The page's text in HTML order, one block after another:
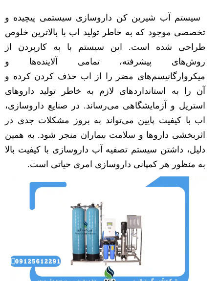
سیستم آب شیرین کن داروسازی سیستمی پیچیده و
تخصصی موجود که به خاطر تولید اب با بالاترین خلوص
طراحی شده است. این سیستم با به کاربردن از
روش‌های پیشرفته، تمامی آلاینده‌ها و
میکروارگانیسم‌های مضر را از اب حذف کردن کرده و
آن را به استانداردهای لازم به خاطر تولید داروهای
استریل و آزمایشگاهی می‌رساند. در صنایع داروسازی،
اب با کیفیت پایین می‌تواند به بروز مشکلات جدی در
اثربخشی داروها و سلامت بیماران منجر شود. به همین
دلیل، داشتن سیستم تصفیه آب داروسازی با کیفیت بالا
به منظور هر کمپانی داروسازی امری حیاتی است.